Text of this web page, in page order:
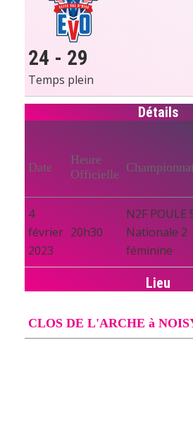
24 - 29
Temps plein
Détails
Date
Heure
Officielle
4
février
2023
20h30
N2F POULE
Nationale 2
féminine
Lieu
CLOS DE L'ARCHE à